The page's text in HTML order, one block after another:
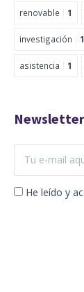
renovable 1
investigación 1
asistencia 1
Newsletter
He leído y